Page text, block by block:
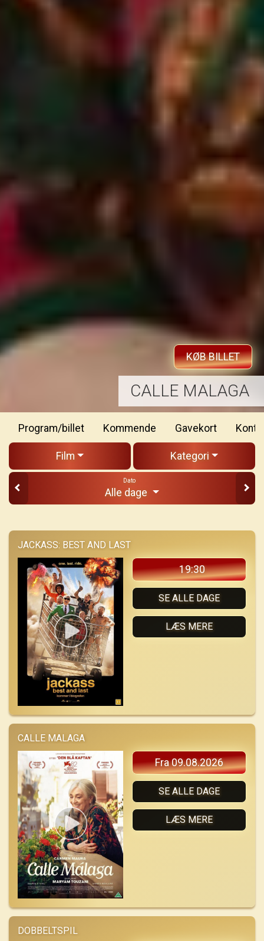
JACKASS: BEST AND LAST
KØB BILLET
Program/billet Kommende Gavekort
Film Kategori
Dato
Alle dage
JACKASS: BEST AND LAST
19:30
SE ALLE DAGE
LÆS MERE
CALLE MALAGA
Fra 09.08.2026
SE ALLE DAGE
LÆS MERE
DOBBELTSPIL